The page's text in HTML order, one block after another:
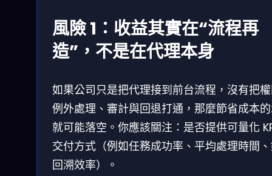
風險 1：收益其實在“流程再
造”，不是在代理本身
如果公司只是把代理接到前台流程，沒有把
例外處理、審計與回退打通，那麼節省成本
就可能落空。你應該關注：是否提供可量化
交付方式（例如任務成功率、平均處理時間
回溯效率）。